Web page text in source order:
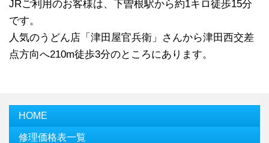
JRご利用のお客様は、下曽根駅から約1キロ徒歩15分
です。
人気のうどん店「津田屋官兵衛」さんから津田西交差
点方向へ210m徒歩3分のところにあります。
HOME
修理価格表一覧